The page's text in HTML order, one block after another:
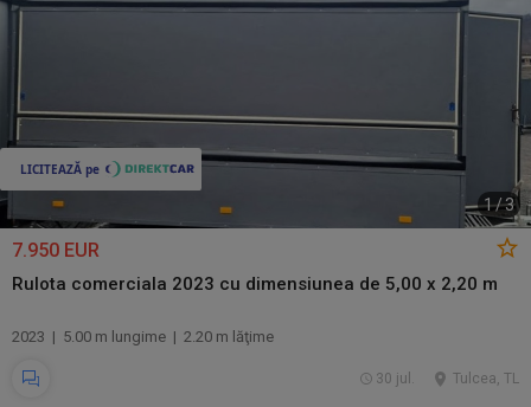
1/3
7.950 EUR
Rulota comerciala 2023 cu dimensiunea de 5,00 x 2,20 m
2023 | 5.00 m lungime | 2.20 m lăţime
Tulcea, TL
30 jul.